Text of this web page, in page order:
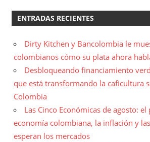
ENTRADAS RECIENTES
Dirty Kitchen y Bancolombia le
colombianos cómo su plata ahora
Desbloqueando financiamiento
que está transformando la caficultura
Colombia
Las Cinco Económicas de agosto: el
economía colombiana, la inflación y
esperan los mercados